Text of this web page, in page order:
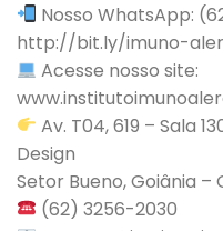
Nosso WhatsApp:
http://bit.ly/imuno-
Acesse nosso site:
Av. T04, 619 – Sala
Design
Setor Bueno, Goiânia –
(62) 3256-2030